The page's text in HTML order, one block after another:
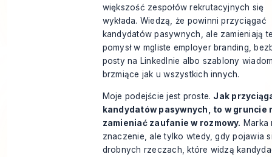
większość zespołów rekrutacyjnych się
wykłada. Wiedzą, że powinni przyciągać
kandydatów pasywnych, ale zamieniają
pomysł w mgliste employer branding,
posty na LinkedInie albo szablony
brzmiące jak u wszystkich innych.
Moje podejście jest proste. Jak
kandydatów pasywnych, to w gruncie
zamieniać zaufanie w rozmowy. Marka
znaczenie, ale tylko wtedy, gdy pojawia
drobnych rzeczach, które widzą